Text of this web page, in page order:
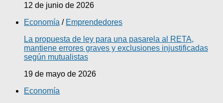
12 de junio de 2026
Economía / Emprendedores
La propuesta de ley para una pasarela al RETA,
mantiene errores graves y exclusiones injustificadas
según mutualistas
19 de mayo de 2026
Economía